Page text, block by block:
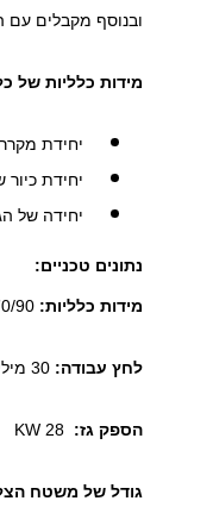
ובנוסף מקבלים עם
מידות כלליות של
יחידת מקרר כפול
יחידת כיור שמאל
יחידה של הגריל –
נתונים טכניים:
מידות כלליות:327/
לחץ עבודה: 30 מיליבאר.
הספק גז: 28 KW
גודל של משטח